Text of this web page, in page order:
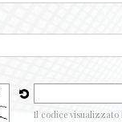
Il codice visualizzato